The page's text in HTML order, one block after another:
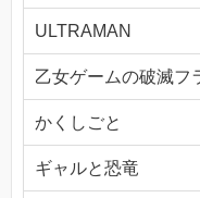
ULTRAMAN
乙女ゲームの破滅
かくしごと
ギャルと恐竜